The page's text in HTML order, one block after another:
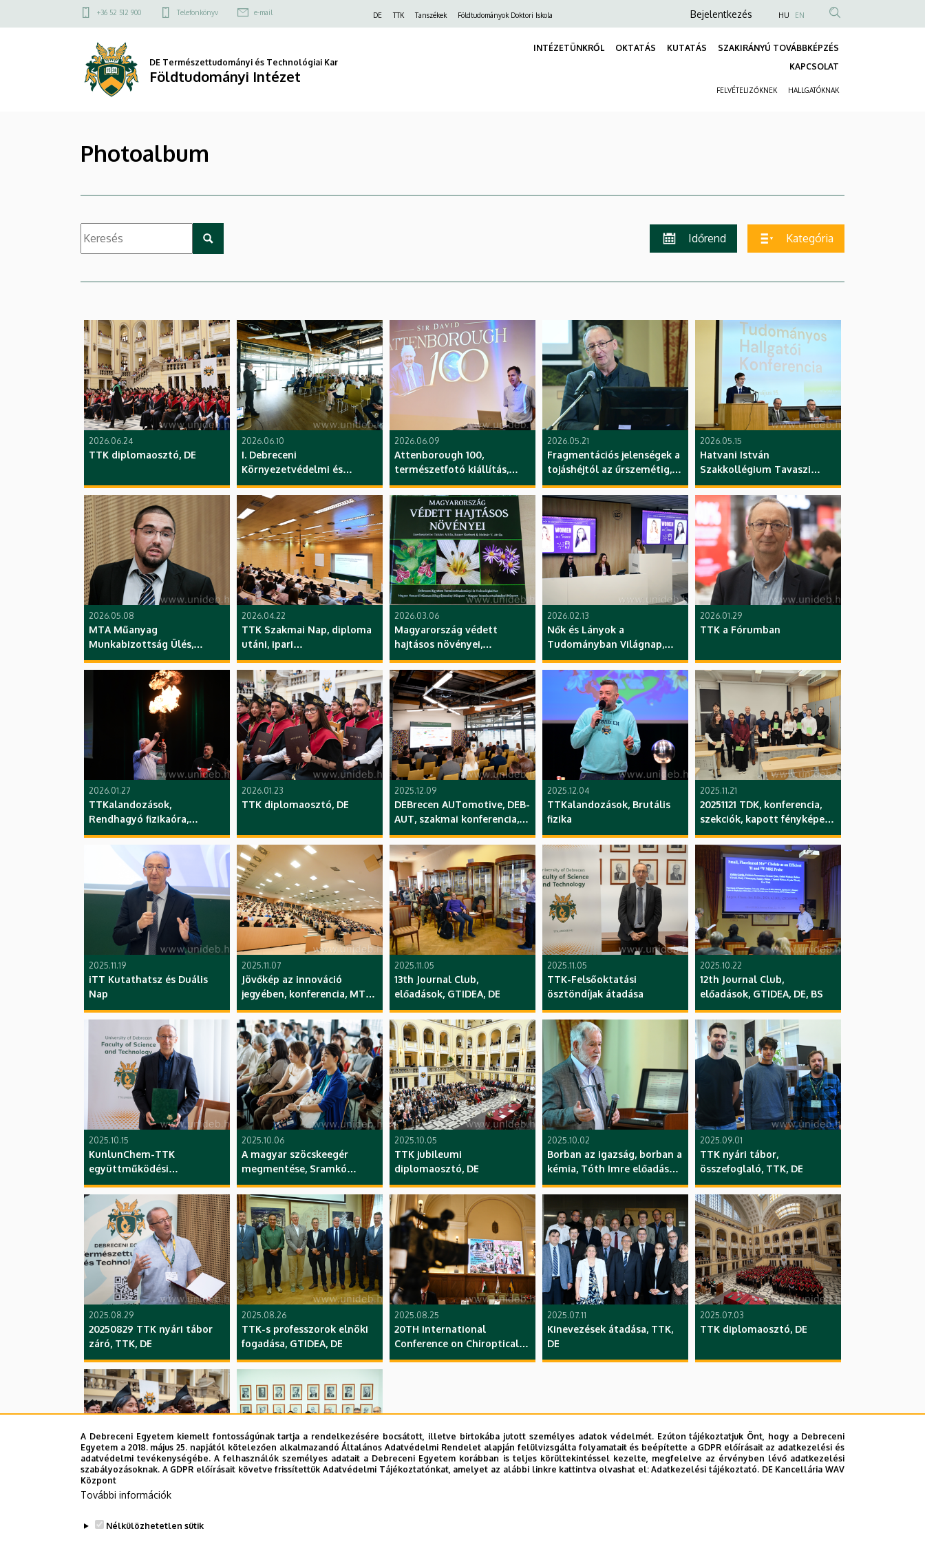
Földtudományi
a
Felső
menü
+36 52 512 900 Telefonkönyv e-mail
FelsőDE TTK Tanszékek Földtudományok Doktori Iskola
Anonim
fiók
Bejelentkezés HU EN
DE Természettudományi és Technológiai Kar
Földtudományi Intézet
INTÉZETÜNKRŐL OKTATÁS KUTATÁS
SZAKIRÁNYÚ TOVÁBBKÉPZÉS
KAPCSOLAT
FELVÉTELIZŐKNEK HALLGATÓKNAK
Photoalbum
Időrend Kategória
2026.06.24
TTK diplomaosztó, DE
2026.06.10
I. Debreceni
Környezetvédelmi és
Vízgazdálkodási Fórum,
ETK, MK, MÉK, TTK, DE
2026.06.09
Attenborough 100,
természetfotó kiállítás,
DEENK, A Sziget, Evolúciós
Állattani és Humánbiológiai
Tanszék, TTK, DE
2026.05.21
Fragmentációs jelenségek a
tojáshéjtól az űrszemétig,
Kun Ferenc előadása, TTK,
Professzori Klub, DE
2026.05.15
Hatvani István
Szakkollégium Tavaszi
Tudományos Hallgatói
Konferenciája, megnyitó,
plenáris előadás és szekciók,
DAB, DE
2026.05.08
MTA Műanyag
Munkabizottság Ülés,
konferencia
2026.04.22
TTK Szakmai Nap, diploma
utáni, ipari
kapcsolatrendszer,
Élettudományi Épület, TTK,
DE
2026.03.06
Magyarország védett
hajtásos növényei,
könyvbemutató, MN MKK
Magyar
Természettudományi
Múzeum, TTK, DE
2026.02.13
Nők és Lányok a
Tudományban Világnap,
tematikus nap, Bagoly
Zsuzsa és Kovács Karolina
Eszter, Kémia Intézet, TTK,
2026.01.29
TTK a Fórumban
2026.01.27
TTKalandozások,
Rendhagyó fizikaóra,
Härtlein Károly előadása,
Kölcsey Központ, TTK, DE
2026.01.23
TTK diplomaosztó, DE
2025.12.09
DEBrecen AUTomotive, DEB-
AUT, szakmai konferencia,
BMW Group Gyár Debrecen,
DMJV, Innovációs Központ,
BTK, GTK, TTK, DE
2025.12.04
TTKalandozások, Brutális
fizika
2025.11.21
20251121 TDK, konferencia,
szekciók, kapott fényképek,
TTK, DE, BS
2025.11.19
iTT Kutathatsz és Duális
Nap
2025.11.07
Jövőkép az innováció
jegyében, konferencia, MTÜ,
Szolnok Campus, előadások,
ETK, GTK, TTK, DE
2025.11.05
13th Journal Club,
előadások, GTIDEA, DE
2025.11.05
TTK-Felsőoktatási
ösztöndíjak átadása
2025.10.22
12th Journal Club,
előadások, GTIDEA, DE, BS
2025.10.15
KunlunChem-TTK
együttműködési
megállapodás
2025.10.06
A magyar szöcskeegér
megmentése, Sramkó
Gábor előadása, Oszakai
Világkiállítás, Magyar
Pavilon, Japán, TTK, DE
2025.10.05
TTK jubileumi
diplomaosztó, DE
2025.10.02
Borban az igazság, borban a
kémia, Tóth Imre előadása,
Professzori Klub, DE
2025.09.01
TTK nyári tábor,
összefoglaló, TTK, DE
2025.08.29
20250829 TTK nyári tábor
záró, TTK, DE
2025.08.26
TTK-s professzorok elnöki
fogadása, GTIDEA, DE
2025.08.25
20TH International
Conference on Chiroptical
Spectroscopy, TTK, DE
2025.07.11
Kinevezések átadása, TTK,
DE
2025.07.03
TTK diplomaosztó, DE
2025.07.03
A Debreceni Egyetem kiemelt fontosságúnak tartja a rendelkezésére bocsátott, illetve birtokába jutott személyes adatok védelmét. Ezúton tájékoztatjuk Önt, hogy a Debreceni
Egyetem a 2018. május 25. napjától kötelezően alkalmazandó Általános Adatvédelmi Rendelet alapján felülvizsgálta folyamatait és beépítette a GDPR előírásait az adatkezelési és
adatvédelmi tevékenységébe. A felhasználók személyes adatait a Debreceni Egyetem korábban is teljes körültekintéssel kezelte, megfelelve az érvényben lévő adatkezelési
szabályozásoknak. A GDPR előírásait követve frissítettük Adatvédelmi Tájékoztatónkat, amelyet az alábbi linkre kattintva olvashat el:Adatkezelési tájékoztató. DE Kancellária WAV
Központ
További információk
Nélkülözhetetlen sütik